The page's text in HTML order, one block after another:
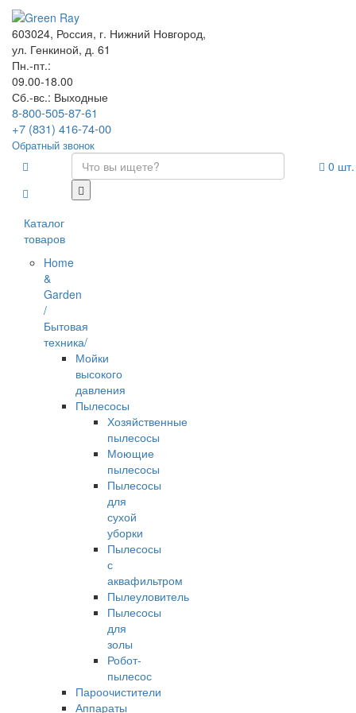
603024, Россия, г. Нижний Новгород,
ул. Генкиной, д. 61
Пн.-пт.:
09.00-18.00
Сб.-вс.: Выходные
8-800-505-87-61
+7 (831) 416-74-00
Обратный звонок
Каталог
товаров
Home
&
Garden
/
Бытовая
техника/
Мойки
высокого
давления
Пылесосы
Хозяйственные
пылесосы
Моющие
пылесосы
Пылесосы
для
сухой
уборки
Пылесосы
с
аквафильтром
Пылеуловитель
Пылесосы
для
золы
Робот-
пылесос
Пароочистители
Аппараты
0